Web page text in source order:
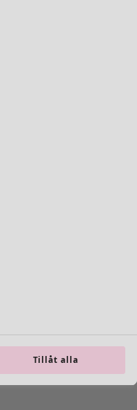
Tillåt alla